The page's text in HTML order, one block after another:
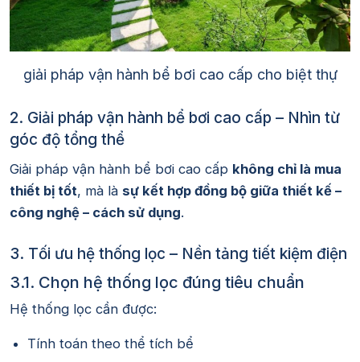
giải pháp vận hành bể bơi cao cấp cho biệt thự
2. Giải pháp vận hành bể bơi cao cấp – Nhìn từ
góc độ tổng thể
Giải pháp vận hành bể bơi cao cấp không chỉ là mua
thiết bị tốt, mà là sự kết hợp đồng bộ giữa thiết kế –
công nghệ – cách sử dụng.
3. Tối ưu hệ thống lọc – Nền tảng tiết kiệm điện
3.1. Chọn hệ thống lọc đúng tiêu chuẩn
Hệ thống lọc cần được:
Tính toán theo thể tích bể